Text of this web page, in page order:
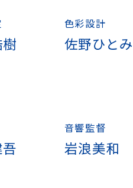
色彩設計
佐野ひとみ
音響監督
岩浪美和